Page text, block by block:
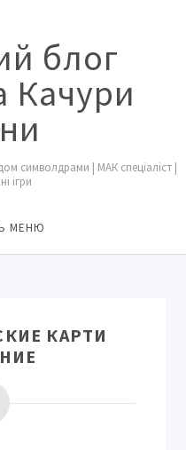
блог
Качури
символдрами | МАК спеціаліст |
ігри
МЕНЮ
КАРТИ